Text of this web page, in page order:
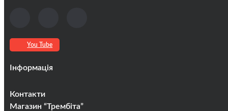
You Tube
Інформація
Кредити
Контакти
Магазин “Трембіта”